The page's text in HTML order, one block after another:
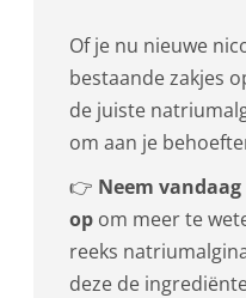
Of je nu nieuwe
bestaande zakjes
de juiste
om aan je
👉 Neem
op om meer te
reeks
deze de